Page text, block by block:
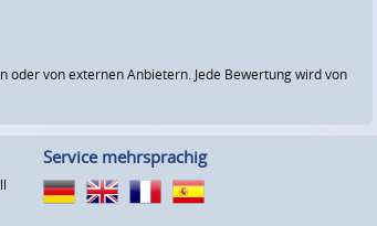
von externen Anbietern. Jede Bewertung wird von
Service mehrsprachig